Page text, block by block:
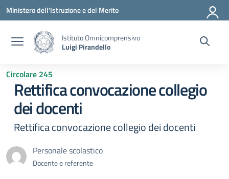
Vai ai contenuti
Vai al menu di navigazione
Vai al footer
Ministero dell'Istruzione e del Merito
Istituto Omnicomprensivo
Luigi Pirandello
Circolare 245
Rettifica convocazione collegio
dei docenti
Rettifica convocazione collegio dei docenti
Personale scolastico
Docente e referente